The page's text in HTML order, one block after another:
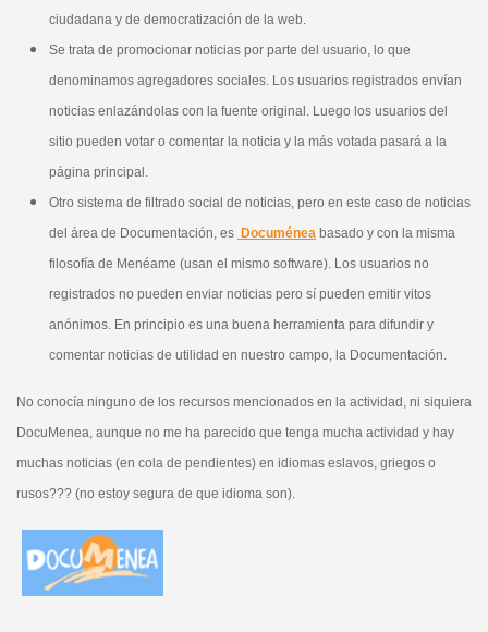
ciudadana y de democratización de la web.
Se trata de promocionar noticias por parte del usuario, lo que
denominamos agregadores sociales. Los usuarios registrados envían
noticias enlazándolas con la fuente original. Luego los usuarios del
sitio pueden votar o comentar la noticia y la más votada pasará a la
página principal.
Otro sistema de filtrado social de noticias, pero en este caso de noticias
del área de Documentación, es Documéneabasado y con la misma
filosofía de Menéame (usan el mismo software). Los usuarios no
registrados no pueden enviar noticias pero sí pueden emitir vitos
anónimos. En principio es una buena herramienta para difundir y
comentar noticias de utilidad en nuestro campo, la Documentación.
No conocía ninguno de los recursos mencionados en la actividad, ni siquiera
DocuMenea, aunque no me ha parecido que tenga mucha actividad y hay
muchas noticias (en cola de pendientes) en idiomas eslavos, griegos o
rusos??? (no estoy segura de que idioma son).